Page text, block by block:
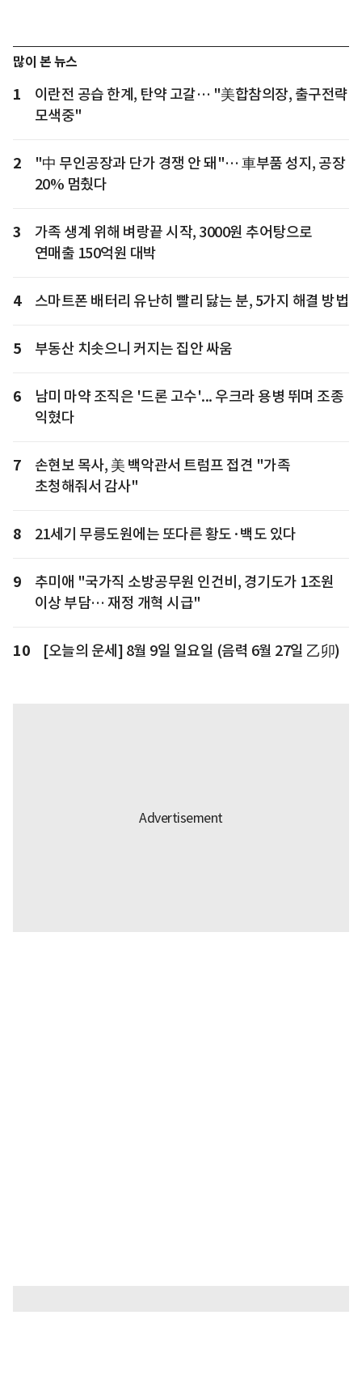
많이 본 뉴스
1
이란전 공습 한계, 탄약 고갈… "美합참의장, 출구전략
모색중"
2
"中 무인공장과 단가 경쟁 안 돼"… 車부품 성지, 공장
20% 멈췄다
3
가족 생계 위해 벼랑끝 시작, 3000원 추어탕으로
연매출 150억원 대박
4 스마트폰 배터리 유난히 빨리 닳는 분, 5가지 해결 방법
5 부동산 치솟으니 커지는 집안 싸움
6
남미 마약 조직은 '드론 고수'... 우크라 용병 뛰며 조종
익혔다
7
손현보 목사, 美 백악관서 트럼프 접견 "가족
초청해줘서 감사"
8 21세기 무릉도원에는 또다른 황도·백도 있다
9
추미애 "국가직 소방공무원 인건비, 경기도가 1조원
이상 부담… 재정 개혁 시급"
10 [오늘의 운세] 8월 9일 일요일 (음력 6월 27일 乙卯)